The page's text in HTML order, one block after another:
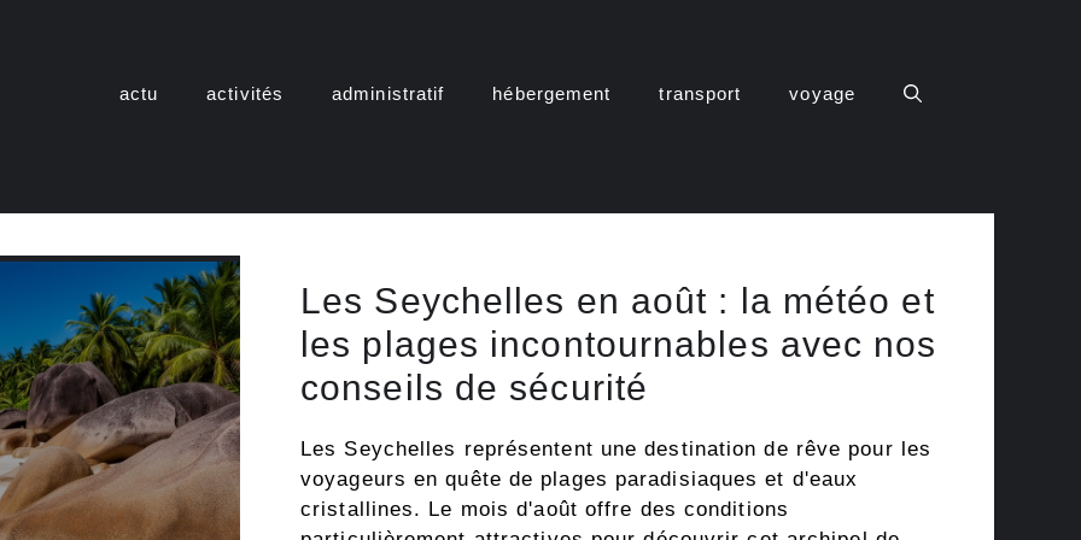
actu activités administratif hébergement transport voyage
Les Seychelles en août : la météo et
les plages incontournables avec nos
conseils de sécurité
Les Seychelles représentent une destination de rêve pour les
voyageurs en quête de plages paradisiaques et d'eaux
cristallines. Le mois d'août offre des conditions